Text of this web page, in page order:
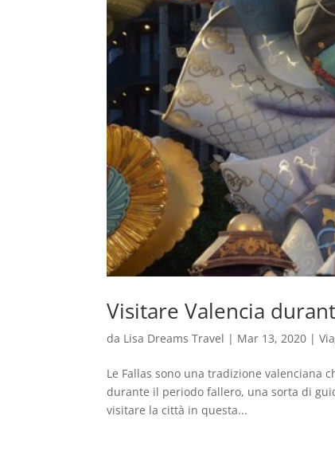
Visitare Valencia
da Lisa Dreams Travel | Mar 13, 2020 |
Le Fallas sono una tradizione valenciana
durante il periodo fallero, una sorta di
visitare la città in questa...